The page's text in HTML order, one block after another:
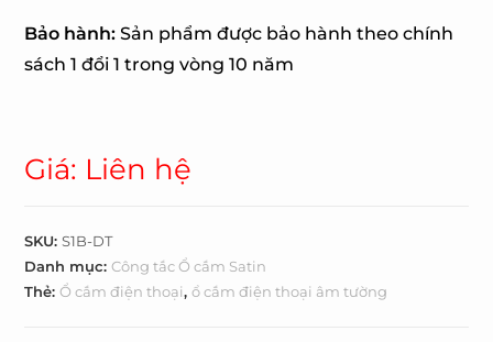
Bảo hành: Sản phẩm được bảo hành theo chính
sách 1 đổi 1 trong vòng 10 năm
Giá: Liên hệ
SKU:S1B-DT
Danh mục:Công tắc Ổ cắm Satin
Thẻ:Ổ cắm điện thoại,ổ cắm điện thoại âm tường